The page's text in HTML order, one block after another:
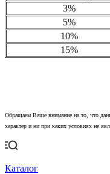
3%
5%
10%
15%
Обращаем Ваше внимание на то, что
характер и ни при каких условиях не
Каталог